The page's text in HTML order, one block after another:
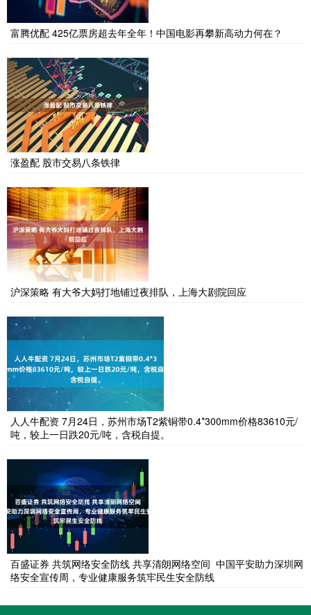
富腾优配 425亿票房超去年全年！中国电影再攀新高动力何在？
涨盈配 股市交易八条铁律
沪深策略 有大爷大妈打地铺过夜排队，上海大剧院回应
人人牛配资 7月24日，苏州市场T2紫铜带0.4*300mm价格83610元/
吨，较上一日跌20元/吨，含税自提。
百盛证券 共筑网络安全防线 共享清朗网络空间 中国平安助力深圳网
络安全宣传周，专业健康服务筑牢民生安全防线